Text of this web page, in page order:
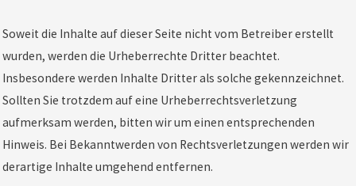
Soweit die Inhalte auf dieser Seite nicht vom Betreiber erstellt
wurden, werden die Urheberrechte Dritter beachtet.
Insbesondere werden Inhalte Dritter als solche gekennzeichnet.
Sollten Sie trotzdem auf eine Urheberrechtsverletzung
aufmerksam werden, bitten wir um einen entsprechenden
Hinweis. Bei Bekanntwerden von Rechtsverletzungen werden wir
derartige Inhalte umgehend entfernen.